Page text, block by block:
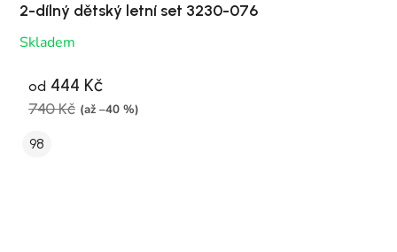
2-dílný dětský letní set 3230-076
Skladem
od 444 Kč
740 Kč (až –40 %)
98